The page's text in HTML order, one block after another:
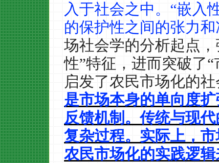
入于社会之中。“嵌入
的保护性之间的张力
场社会学的分析起点
性”特征，进而突破了
启发了农民市场化的
是市场本身的单向度
反馈机制。传统与现
复杂过程。实际上，
农民市场化的实践逻